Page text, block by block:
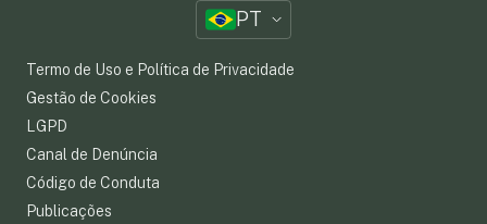
PT
Termo de Uso e Política de Privacidade
Gestão de Cookies
LGPD
Canal de Denúncia
Código de Conduta
Publicações